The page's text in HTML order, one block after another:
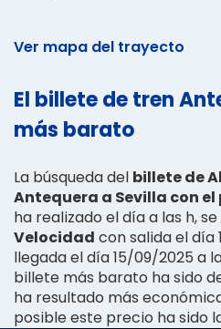
Ver mapa del trayecto
El billete de tren
más barato
La búsqueda del billete de
Antequera a Sevilla con
ha realizado el día a las h,
Velocidad con salida el día
llegada el día 15/09/2025 a
billete más barato ha sido
ha resultado más
posible este precio ha sido